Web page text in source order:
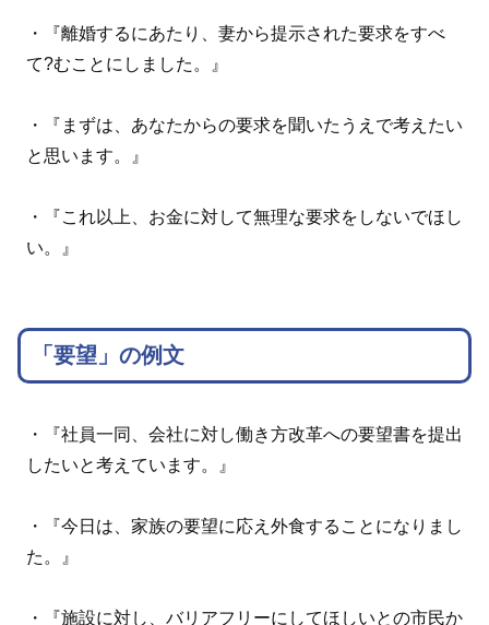
・『離婚するにあたり、妻から提示された要求をすべ
て?むことにしました。』
・『まずは、あなたからの要求を聞いたうえで考えたい
と思います。』
・『これ以上、お金に対して無理な要求をしないでほし
い。』
「要望」の例文
・『社員一同、会社に対し働き方改革への要望書を提出
したいと考えています。』
・『今日は、家族の要望に応え外食することになりまし
た。』
・『施設に対し、バリアフリーにしてほしいとの市民か